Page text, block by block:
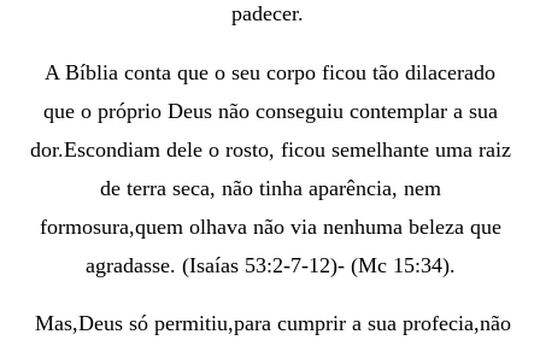
padecer.
A Bíblia conta que o seu corpo ficou tão dilacerado
que o próprio Deus não conseguiu contemplar a sua
dor.Escondiam dele o rosto, ficou semelhante uma raiz
de terra seca, não tinha aparência, nem
formosura,quem olhava não via nenhuma beleza que
agradasse. (Isaías 53:2-7-12)- (Mc 15:34).
Mas,Deus só permitiu,para cumprir a sua profecia,não